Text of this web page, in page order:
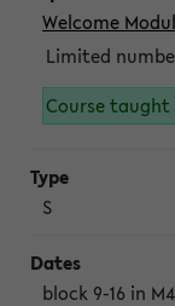
Welcome
Limited
Course taught
S
block 9-16 in